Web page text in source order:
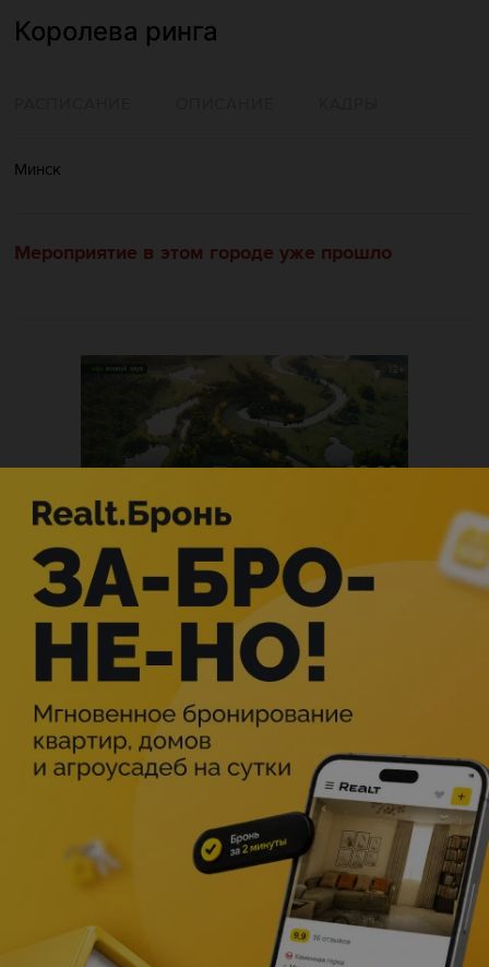
Королева ринга
Минск
Мероприятие в этом городе уже прошло
1989 год. Кристи Рене Солтерс, дочь шахтёра из
небольшого города в Западной Виргинии, открывает в
себе талант к боксу. Её менеджером и тренером
становится Джим Мартин, будущий муж. Кристи
одерживает победы и становится олицетворением
женского бокса, однако в личной жизни она
сталкивается с насилием и издевательствами со стороны